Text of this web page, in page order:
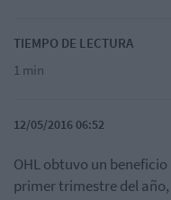
TIEMPO DE LECTURA
1 min
12/05/2016 06:52
OHL obtuvo un
primer trimestre del